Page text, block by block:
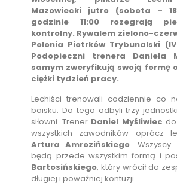
Mazowiecki jutro (sobota –
godzinie 11:00 rozegrają
kontrolny. Rywalem zielono-
Polonia Piotrków Trybunalski
Podopieczni trenera Daniela
samym zweryfikują swoją formę
ciężki tydzień pracy.
Lechiści trenowali codziennie co
boisku. Do tego odbyli trzy
siłowni. Trener Daniel Myśliwiec
wszystkich zawodników oprócz
Artura Amrozińskiego. Wszyscy
będą przede wszystkim formą i
Bartosińskiego, który wrócił do
długiej i poważniej kontuzji.